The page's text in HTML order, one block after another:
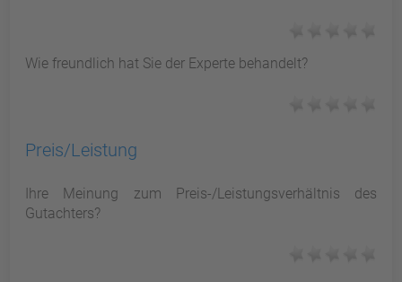
Wie freundlich hat Sie der Experte behandelt?
Preis/Leistung
Ihre Meinung zum Preis-/Leistungsverhältnis des
Gutachters?